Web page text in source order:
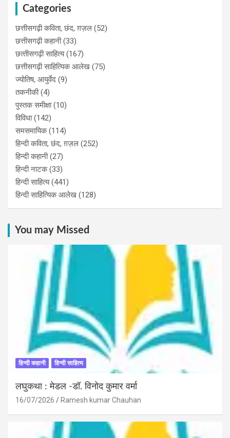
Categories
छत्तीसगढ़ी कविता, छंद, ग़ज़ल (52)
छत्तीसगढ़ी कहानी(33)
छत्‍तीसगढ़ी साहित्‍य(167)
छत्तीसगढ़ी साहित्यिक आलेख (75)
ज्योतिष, आयुर्वेद (9)
तकनीकी(4)
पुस्‍तक समीक्षा(10)
विविधा(142)
समसमायिक(114)
हिन्दी कविता, छंद, ग़ज़ल (252)
हिन्दी कहानी(27)
हिन्‍दी नाटक(33)
हिन्दी साहित्य(441)
हिन्दी साहित्यिक आलेख (128)
You may Missed
हिन्दी कहानी हिन्दी साहित्य
लघुकथा : मेडल -डॉ. विनोद कुमार वर्मा
16/07/2026 Ramesh kumar Chauhan